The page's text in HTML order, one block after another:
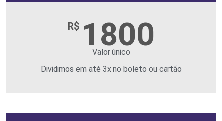
R$ 1800
Valor único
Dividimos em até 3x no boleto ou cartão